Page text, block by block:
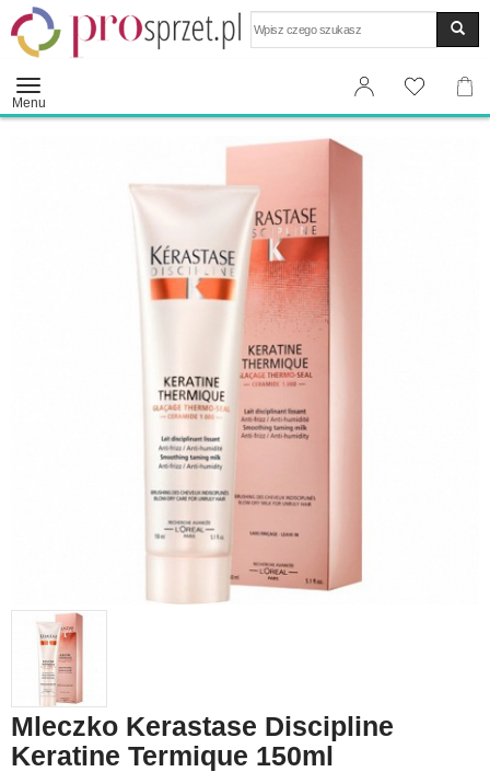
Menu
Mleczko Kerastase Discipline
Keratine Termique 150ml